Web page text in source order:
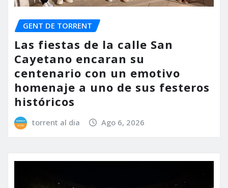
GENT DE TORRENT
Las fiestas de la calle San
Cayetano encaran su
centenario con un emotivo
homenaje a uno de sus festeros
históricos
torrent al dia Ago 6, 2026